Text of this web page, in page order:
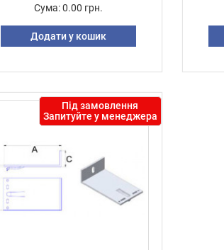
Сума: 0.00 грн.
Додати у кошик
Під замовлення
Запитуйте у менеджера